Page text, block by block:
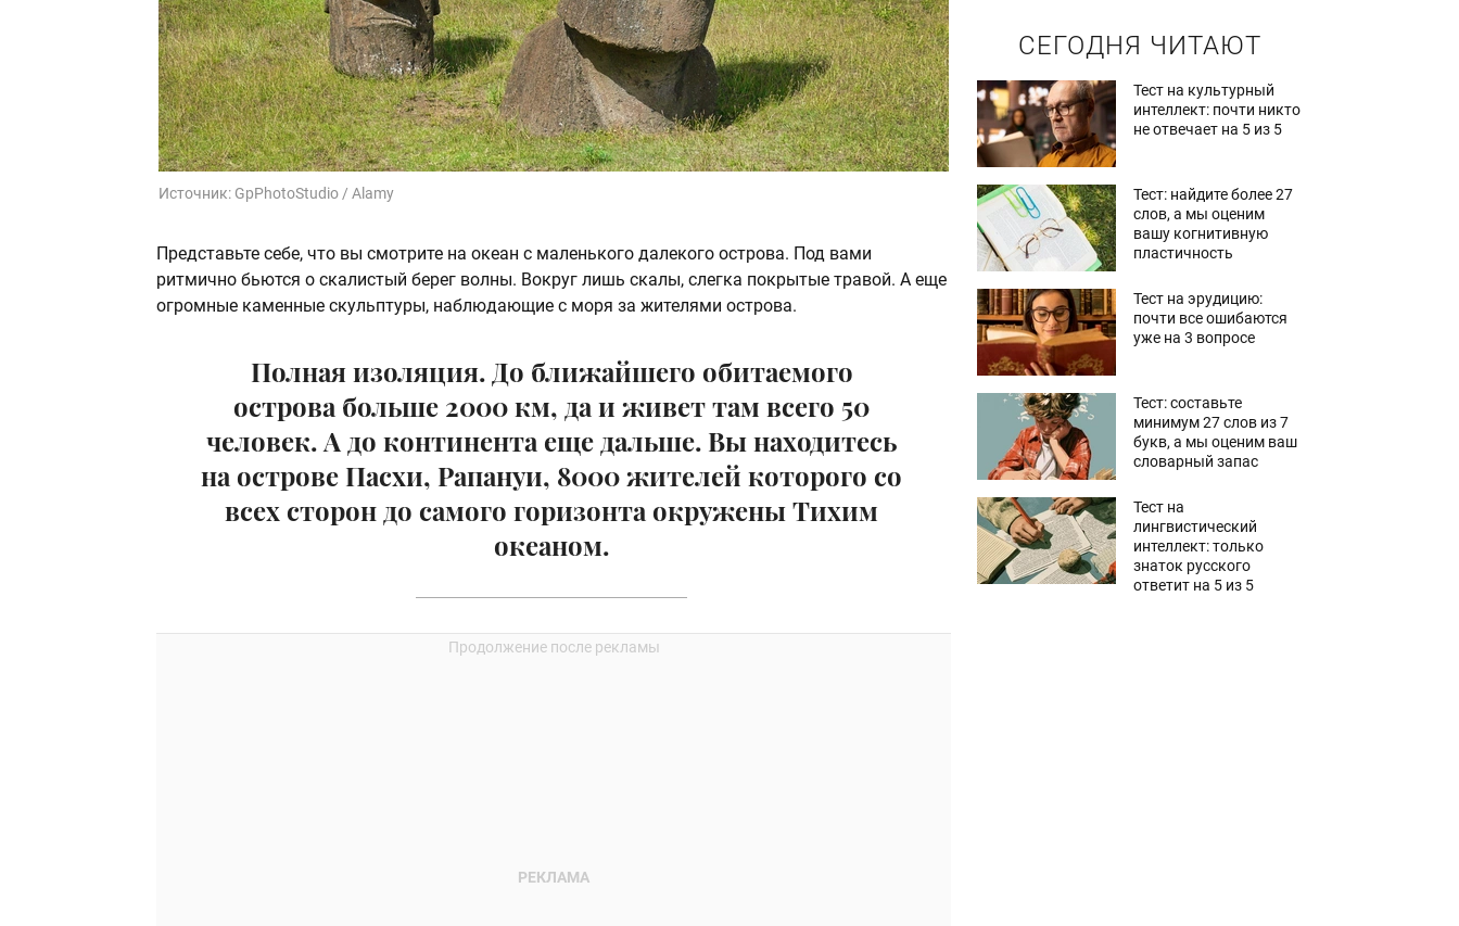
Источник: GpPhotoStudio / Alamy
Представьте себе, что вы смотрите на океан с маленького далекого острова. Под вами
ритмично бьются о скалистый берег волны. Вокруг лишь скалы, слегка покрытые травой. А еще
огромные каменные скульптуры, наблюдающие с моря за жителями острова.
Полная изоляция. До ближайшего обитаемого
острова больше 2000 км, да и живет там всего 50
человек. А до континента еще дальше. Вы находитесь
на острове Пасхи, Рапануи, 8000 жителей которого со
всех сторон до самого горизонта окружены Тихим
океаном.
СЕГОДНЯ ЧИТАЮТ
Тест на культурный
интеллект: почти никто
не отвечает на 5 из 5
Тест: найдите более 27
слов, а мы оценим
вашу когнитивную
пластичность
Тест на эрудицию:
почти все ошибаются
уже на 3 вопросе
Тест: составьте
минимум 27 слов из 7
букв, а мы оценим ваш
словарный запас
Тест на
лингвистический
интеллект: только
знаток русского
ответит на 5 из 5